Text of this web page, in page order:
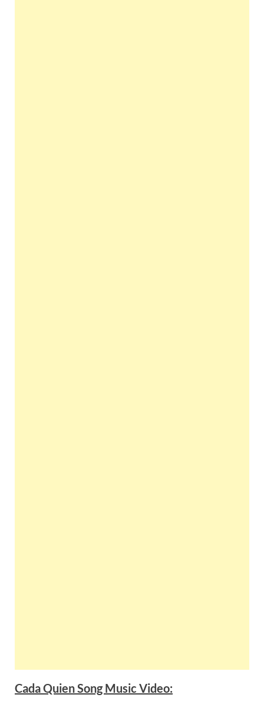
Cada Quien Song Music Video: